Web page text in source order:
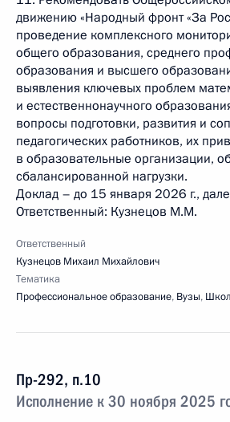
движению «Народный фронт «За
проведение комплексного
общего образования, среднего
образования и высшего
выявления ключевых проблем
и естественно­научного
вопросы подготовки, развития и
педагогических работников, их
в образовательные организации,
сбалансированной нагрузки.
Доклад – до 15 января 2026 г.,
Ответственный: Кузнецов М.М.
Ответственный
Кузнецов Михаил Михайлович
Тематика
Профессиональное образование, Вузы,
Пр-292, п.10
Исполнение к 30 ноября 2025